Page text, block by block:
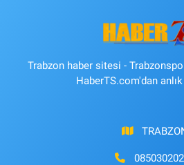
Trabzon haber sitesi -
HaberTS.com'dan